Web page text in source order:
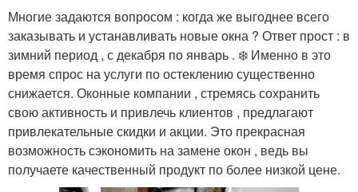
Многие задаются вопросом : когда же выгоднее всего
заказывать и устанавливать новые окна ? Ответ прост : в
зимний период , с декабря по январь . ❄️ Именно в это
время спрос на услуги по остеклению существенно
снижается. Оконные компании , стремясь сохранить
свою активность и привлечь клиентов , предлагают
привлекательные скидки и акции. Это прекрасная
возможность сэкономить на замене окон , ведь вы
получаете качественный продукт по более низкой цене.